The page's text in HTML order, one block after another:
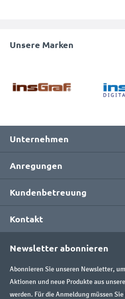
Unsere Marken
Unternehmen
Anregungen
Kundenbetreuung
Kontakt
Newsletter abonnieren
Abonnieren Sie unseren Newsletter,
Aktionen und neue Produkte aus
werden. Für die Anmeldung müssen